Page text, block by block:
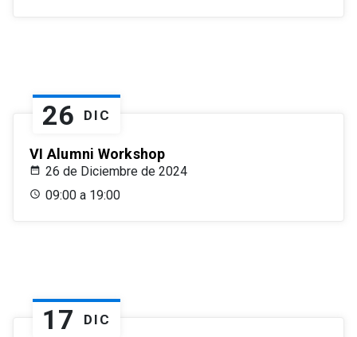
26 DIC
VI Alumni Workshop
26 de Diciembre de 2024
09:00 a 19:00
17 DIC